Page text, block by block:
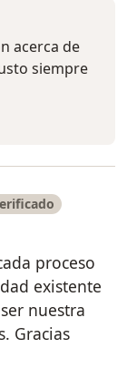
acerca de
siempre
proceso
existente
nuestra
Gracias